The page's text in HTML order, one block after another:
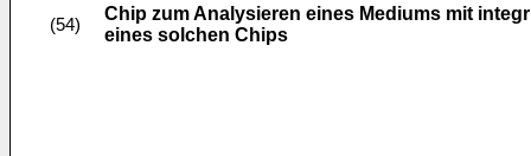
(54)
Chip zum Analysieren eines Mediums mit
eines solchen Chips